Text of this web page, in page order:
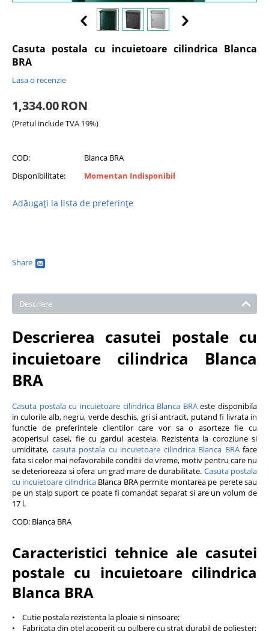
Casuta postala cu incuietoare cilindrica Blanca
BRA
Lasa o recenzie
1,334.00RON
(Pretul include TVA 19%)
COD:
Blanca BRA
Disponibilitate:
Momentan Indisponibil
Adăugați la lista de preferințe
Share
Descriere
Descrierea casutei postale cu
incuietoare cilindrica Blanca
BRA
Casuta postala cu incuietoare cilindrica Blanca BRAeste disponibila
in culorile alb, negru, verde deschis, gri si antracit, putand fi livrata in
functie de preferintele clientilor care vor sa o asorteze fie cu
acoperisul casei, fie cu gardul acesteia. Rezistenta la coroziune si
umiditate, casuta postala cu incuietoare cilindrica Blanca BRAface
fata si celor mai nefavorabile conditii de vreme, motiv pentru care nu
se deterioreaza si ofera un grad mare de durabilitate. Casuta postala
cu incuietoare cilindricaBlanca BRA permite montarea pe perete sau
pe un stalp suport ce poate fi comandat separat si are un volum de
17 l.
COD: Blanca BRA
Caracteristici tehnice ale casutei
postale cu incuietoare cilindrica
Blanca BRA
• Cutie postala rezistenta la ploaie si ninsoare;
• Fabricata din otel acoperit cu pulbere cu strat durabil de poliester;